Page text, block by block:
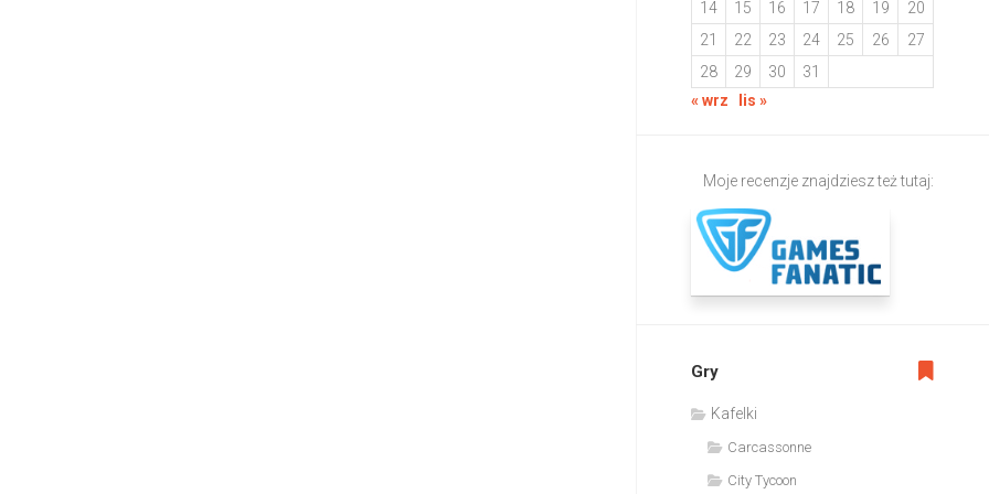
14 15 16 17 18 19
20
21
22 23 24 25 26
27
28
29 30
31
« wrz
lis »
Moje recenzje znajdziesz też tutaj:
Gry
Kafelki
Carcassonne
City Tycoon